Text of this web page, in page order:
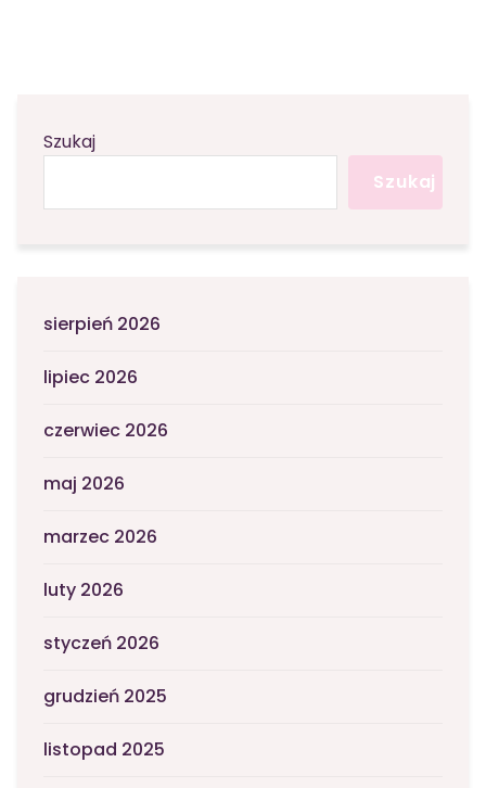
Szukaj
Szukaj
sierpień 2026
lipiec 2026
czerwiec 2026
maj 2026
marzec 2026
luty 2026
styczeń 2026
grudzień 2025
listopad 2025